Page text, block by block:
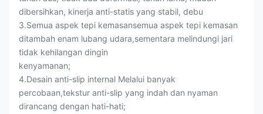
dibersihkan, kinerja anti-statis yang stabil, debu
3.Semua aspek tepi kemasansemua aspek tepi kemasan
ditambah enam lubang udara,sementara melindungi jari
tidak kehilangan dingin
kenyamanan;
4.Desain anti-slip internal Melalui banyak
percobaan,tekstur anti-slip yang indah dan nyaman
dirancang dengan hati-hati;